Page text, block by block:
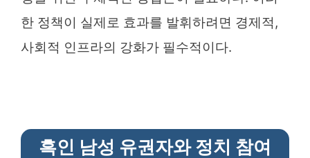
한 정책이 실제로 효과를 발휘하려면 경제적,
사회적 인프라의 강화가 필수적이다.
흑인 남성 유권자와 정치 참여